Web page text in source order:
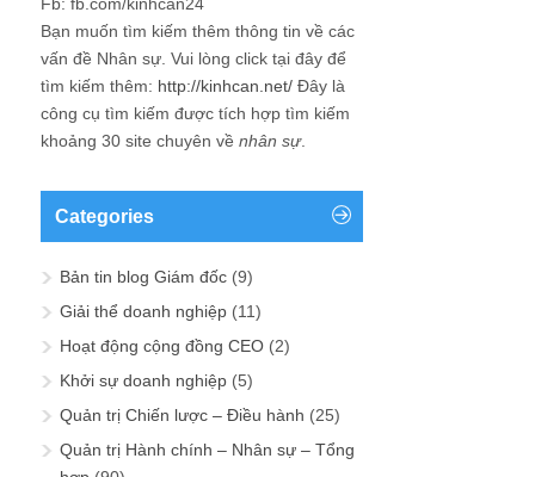
Fb: fb.com/kinhcan24
Bạn muốn tìm kiếm thêm thông tin về các
vấn đề Nhân sự. Vui lòng click tại đây để
tìm kiếm thêm: http://kinhcan.net/ Đây là
công cụ tìm kiếm được tích hợp tìm kiếm
khoảng 30 site chuyên về nhân sự.
Categories
Bản tin blog Giám đốc (9)
Giải thể doanh nghiệp (11)
Hoạt động cộng đồng CEO (2)
Khởi sự doanh nghiệp (5)
Quản trị Chiến lược – Điều hành (25)
Quản trị Hành chính – Nhân sự – Tổng